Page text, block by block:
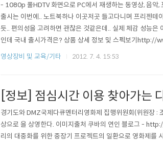
- 1080p 풀HDTV 화면으로 PC에서 재생하는 동영상, 음악,
출시는 이번에.. 노트북하나 이곳저곳 들고다니며 프리젠
듯.. 편의성을 고려하면 괜찮은 것같은데.. 실제 체감 성능
인데 국내 출시가격은? 상품 상세 정보 및 스펙보기
edia-players/PTVU1000.aspx 넷기어(한국지사장 김진겸
영상장비 및 교육/기타 2012. 7. 4. 15:53
[정보] 점심시간 이용 찾아가는
경기도와 DMZ국제다큐멘터리영화제 집행위원회(위원장 :
상으로 을 상영한다. 이미지출처 쿠바의 연인 블로그 -
리의 대중화를 위한 중장기 프로젝트의 일환으로 영화제